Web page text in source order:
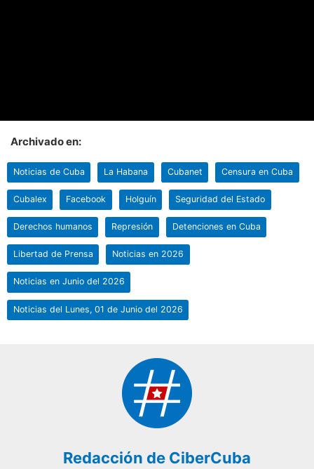
Archivado en:
Noticias de Cuba La Habana Cubanet Censura en Cuba
Cubalex Facebook Holguín Seguridad del Estado
Derechos humanos Represión Detenciones en Cuba
Libertad de Prensa Noticias en 2026
Noticias en Junio del 2026
Noticias del Lunes, 01 de Junio del 2026
Redacción de CiberCuba